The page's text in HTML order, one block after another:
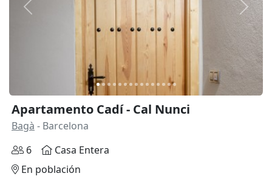
Anterior
Apartamento Cadí - Cal Nunci
Bagà - Barcelona
6
Casa Entera
En población